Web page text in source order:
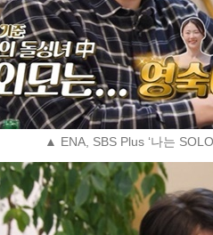
▲ ENA, SBS Plus ‘나는